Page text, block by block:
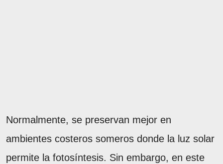
Normalmente, se preservan mejor en
ambientes costeros someros donde la luz solar
permite la fotosíntesis. Sin embargo, en este